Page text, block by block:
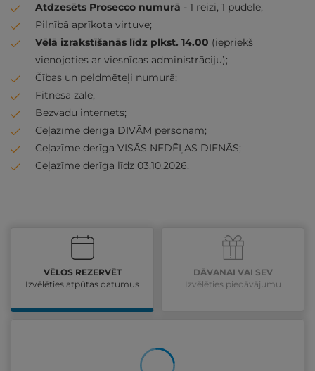
Atdzesēts Prosecco numurā - 1 reizi, 1 pudele;
Pilnībā aprīkota virtuve;
Vēlā izrakstīšanās līdz plkst. 14.00 (iepriekš
vienojoties ar viesnīcas administrāciju);
Čības un peldmēteļi numurā;
Fitnesa zāle;
Bezvadu internets;
Ceļazīme derīga DIVĀM personām;
Ceļazīme derīga VISĀS NEDĒĻAS DIENĀS;
Ceļazīme derīga līdz 03.10.2026.
VĒLOS REZERVĒT
Izvēlēties atpūtas datumus
DĀVANAI VAI SEV
Izvēlēties piedāvājumu